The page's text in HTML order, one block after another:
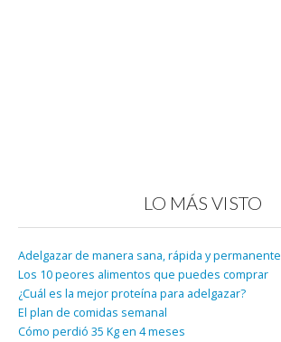
LO MÁS VISTO
Adelgazar de manera sana, rápida y permanente
Los 10 peores alimentos que puedes comprar
¿Cuál es la mejor proteína para adelgazar?
El plan de comidas semanal
Cómo perdió 35 Kg en 4 meses